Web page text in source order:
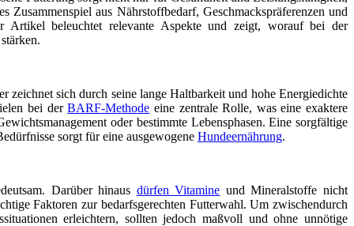
aus Nährstoffbedarf, Geschmackspräferenzen und
Artikel beleuchtet relevante Aspekte und zeigt, worauf bei der
sich durch seine lange Haltbarkeit und hohe Energiedichte
bei derBARF-Methode eine zentrale Rolle, was eine exaktere
oder bestimmte Lebensphasen. Eine sorgfältige
sorgt für eine ausgewogene Hundeernährung.
Darüber hinaus dürfen Vitamine und Mineralstoffe nicht
Faktoren zur bedarfsgerechten Futterwahl. Um zwischendurch
erleichtern, sollten jedoch maßvoll und ohne unnötige